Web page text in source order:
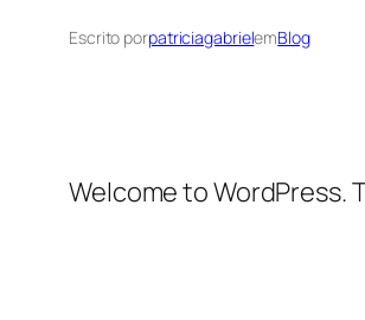
Escrito porpatriciagabrielemBlog
Welcome to WordPress.